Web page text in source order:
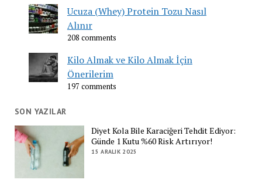
Ucuza (Whey) Protein Tozu Nasıl
Alınır
208 comments
Kilo Almak ve Kilo Almak İçin
Önerilerim
197 comments
SON YAZILAR
Diyet Kola Bile Karaciğeri Tehdit Ediyor:
Günde 1 Kutu %60 Risk Artırıyor!
15 ARALIK 2025